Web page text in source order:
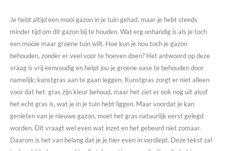
Je hebt altijd een mooi gazon in je tuin gehad, maar je hebt steeds
minder tijd om dit gazon bij te houden. Wat erg onhandig is als je toch
een mooie maar groene tuin wilt. Hoe kun je nou toch je gazon
behouden, zonder er veel voor te hoeven doen? Het antwoord op deze
vraag is vrij eenvoudig en helpt jou je groene oase te behouden door
namelijk; kunstgras aan te gaan leggen. Kunstgras zorgt er niet alleen
voor dat het gras zijn kleur behoud, maar het ziet er ook nog uit alsof
het echt gras is, wat je in je tuin hebt liggen. Maar voordat je kan
genieten van je nieuwe gazon, moet het gras natuurlijk eerst gelegd
worden. Dit vraagt wel even wat inzet en het gebeurd niet zomaar.
Daarom is het van belang dat je je hier even in verdiept. Deze tekst zal